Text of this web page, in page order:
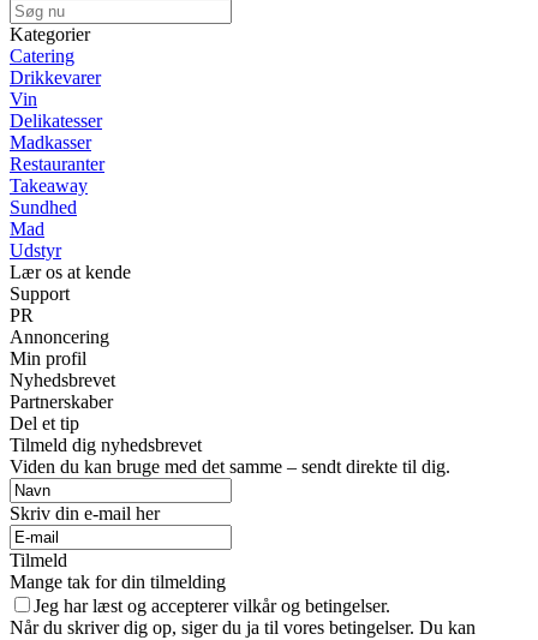
Kategorier
Catering
Drikkevarer
Vin
Delikatesser
Madkasser
Restauranter
Takeaway
Sundhed
Mad
Udstyr
Lær os at kende
Support
PR
Annoncering
Min profil
Nyhedsbrevet
Partnerskaber
Del et tip
Tilmeld dig nyhedsbrevet
Viden du kan bruge med det samme – sendt direkte til dig.
Skriv din e-mail her
Tilmeld
Mange tak for din tilmelding
Jeg har læst og accepterer vilkår og betingelser.
Når du skriver dig op, siger du ja til vores betingelser. Du kan